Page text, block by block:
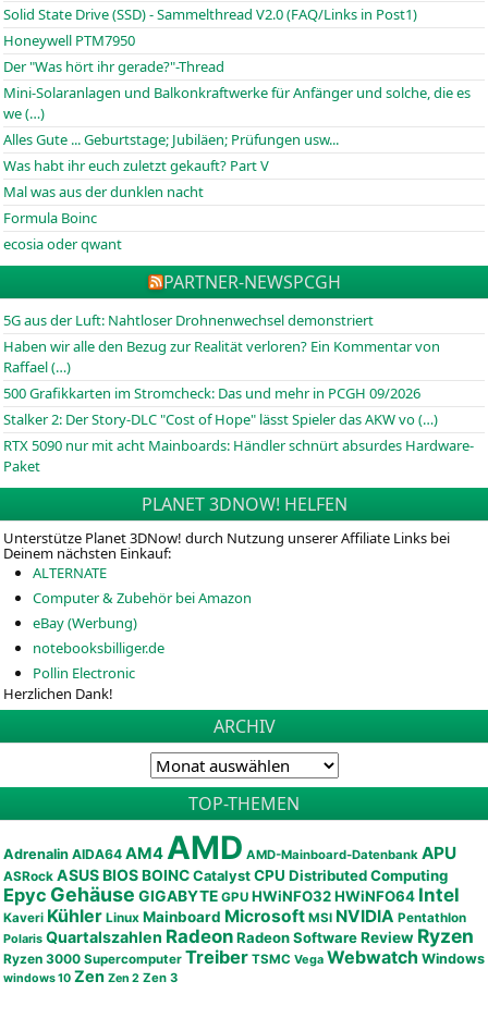
Solid State Drive (SSD) - Sammelthread V2.0 (FAQ/Links in Post1)
Honeywell PTM7950
Der "Was hört ihr gerade?"-Thread
Mini-Solaranlagen und Balkonkraftwerke für Anfänger und solche, die es
we (…)
Alles Gute ... Geburtstage; Jubiläen; Prüfungen usw...
Was habt ihr euch zuletzt gekauft? Part V
Mal was aus der dunklen nacht
Formula Boinc
ecosia oder qwant
PARTNER-NEWSPCGH
5G aus der Luft: Nahtloser Drohnenwechsel demonstriert
Haben wir alle den Bezug zur Realität verloren? Ein Kommentar von
Raffael (…)
500 Grafikkarten im Stromcheck: Das und mehr in PCGH 09/2026
Stalker 2: Der Story-DLC "Cost of Hope" lässt Spieler das AKW vo (…)
RTX 5090 nur mit acht Mainboards: Händler schnürt absurdes Hardware-
Paket
PLANET 3DNOW! HELFEN
Unterstütze Planet 3DNow! durch Nutzung unserer Affiliate Links bei
Deinem nächsten Einkauf:
ALTERNATE
Computer & Zubehör bei Amazon
eBay (Werbung)
notebooksbilliger.de
Pollin Electronic
Herzlichen Dank!
ARCHIV
TOP-THEMEN
Adrenalin AIDA64 AM4AMD AMD-Mainboard-Datenbank APU
ASRock ASUSBIOSBOINC Catalyst CPU Distributed Computing
Epyc Gehäuse GIGABYTE GPU HWiNFO32HWiNFO64 Intel
Kaveri Kühler Linux Mainboard Microsoft MSI NVIDIA Pentathlon
Polaris Quartalszahlen RadeonRadeon SoftwareReview Ryzen
Ryzen 3000 Supercomputer Treiber TSMC Vega Webwatch Windows
windows 10 Zen Zen 2 Zen 3